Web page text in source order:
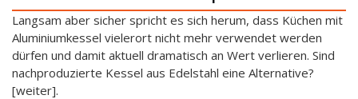
Langsam aber sicher spricht es sich herum, dass Küchen mit
Aluminiumkessel vielerort nicht mehr verwendet werden
dürfen und damit aktuell dramatisch an Wert verlieren. Sind
nachproduzierte Kessel aus Edelstahl eine Alternative?
[weiter].